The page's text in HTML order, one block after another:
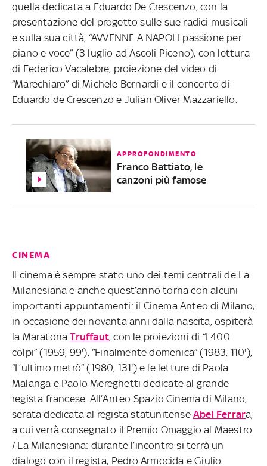
quella dedicata a Eduardo De Crescenzo, con la
presentazione del progetto sulle sue radici musicali
e sulla sua città, “AVVENNE A NAPOLI passione per
piano e voce” (3 luglio ad Ascoli Piceno), con lettura
di Federico Vacalebre, proiezione del video di
“Marechiaro” di Michele Bernardi e il concerto di
Eduardo de Crescenzo e Julian Oliver Mazzariello.
APPROFONDIMENTO
Franco Battiato, le
canzoni più famose
CINEMA
Il cinema è sempre stato uno dei temi centrali de La
Milanesiana e anche quest’anno torna con alcuni
importanti appuntamenti: il Cinema Anteo di Milano,
in occasione dei novanta anni dalla nascita, ospiterà
la MaratonaTruffaut, con le proiezioni di “I 400
colpi” (1959, 99'), “Finalmente domenica” (1983, 110'),
“L’ultimo metrò” (1980, 131') e le letture di Paola
Malanga e Paolo Mereghetti dedicate al grande
regista francese. All’Anteo Spazio Cinema di Milano,
serata dedicata al regista statunitense Abel Ferrara,
a cui verrà consegnato il Premio Omaggio al Maestro
/ La Milanesiana: durante l’incontro si terrà un
dialogo con il regista, Pedro Armocida e Giulio